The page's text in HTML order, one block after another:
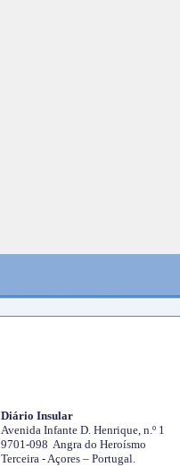
Diário Insular
Avenida Infante D. Henrique, n.º 1
9701-098 Angra do Heroísmo
Terceira - Açores – Portugal.